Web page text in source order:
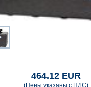
464.12 EUR
(Цены указаны с НДС)